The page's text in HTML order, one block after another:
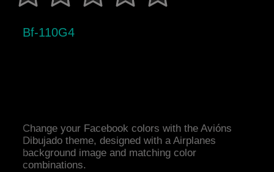
Bf-110G4
Change your Facebook colors with the Avións
Dibujado theme, designed with a Airplanes
background image and matching color
combinations.